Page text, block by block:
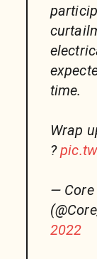
time.
Wrap
?
—
2022